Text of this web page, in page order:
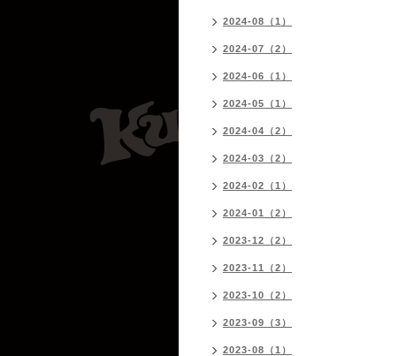
2024-08（1）
2024-07（2）
2024-06（1）
2024-05（1）
2024-04（2）
2024-03（2）
2024-02（1）
2024-01（2）
2023-12（2）
2023-11（2）
2023-10（2）
2023-09（3）
2023-08（1）